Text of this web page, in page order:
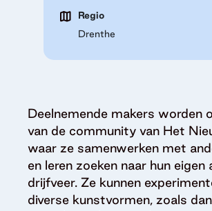
Regio
Drenthe
Deelnemende makers worden
van de community van Het
waar ze samenwerken met
en leren zoeken naar hun
drijfveer. Ze kunnen
diverse kunstvormen, zoals